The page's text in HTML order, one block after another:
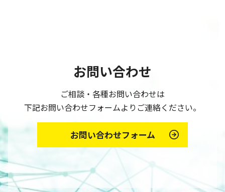
お問い合わせ
ご相談・各種お問い合わせは
下記お問い合わせフォームよりご連絡ください。
お問い合わせフォーム